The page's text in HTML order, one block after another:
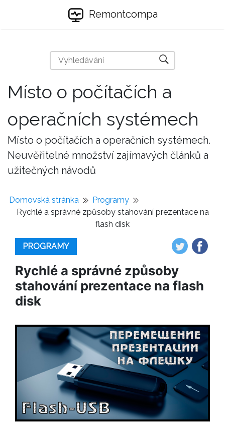
Remontcompa
Místo o počítačích a
operačních systémech
Místo o počítačích a operačních systémech.
Neuvěřitelné množství zajímavých článků a
užitečných návodů
Domovská stránka
Programy
Rychlé a správné způsoby stahování prezentace na
flash disk
PROGRAMY
Rychlé a správné způsoby
stahování prezentace na flash
disk